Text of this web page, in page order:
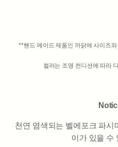
**핸드 메이드 제품인 까닭에 사이즈
컬러는 조명 컨디션에 따라
천연 염색되는 벨에포크 파시
이가 있을 수